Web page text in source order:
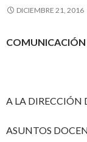
DICIEMBRE 21, 2016
COMUNICACIÓN
A LA DIRECCIÓN
ASUNTOS